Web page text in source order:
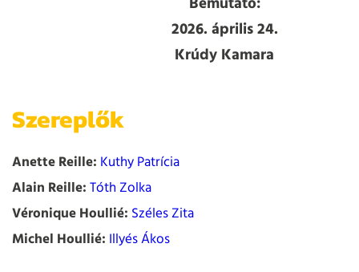
2026. április 24.
Krúdy Kamara
Szereplők
Anette Reille: Kuthy Patrícia
Alain Reille:Tóth Zolka
Véronique Houllié: Széles Zita
Michel Houllié: Illyés Ákos